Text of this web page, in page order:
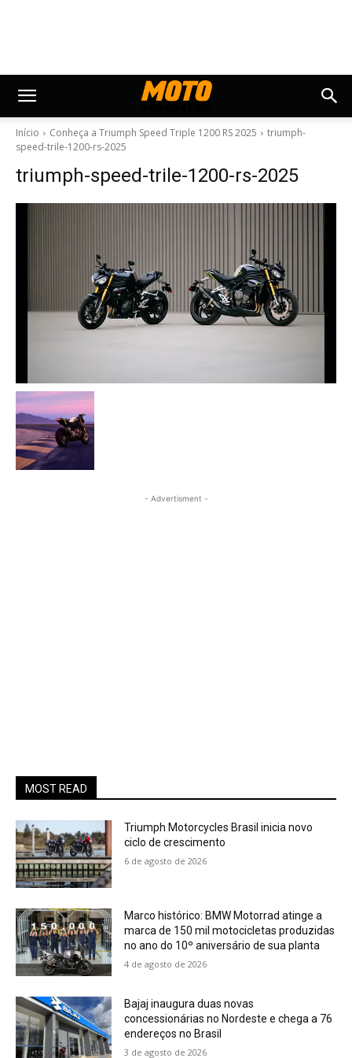
Início Conheça a Triumph Speed ​​Triple 1200 RS 2025
triumph-
speed-trile-1200-rs-2025
triumph-speed-trile-1200-rs-2025
- Advertisment -
MOST READ
Triumph Motorcycles Brasil inicia novo
ciclo de crescimento
6 de agosto de 2026
Marco histórico: BMW Motorrad atinge a
marca de 150 mil motocicletas produzidas
no ano do 10º aniversário de sua planta
4 de agosto de 2026
Bajaj inaugura duas novas
concessionárias no Nordeste e chega a 76
endereços no Brasil
3 de agosto de 2026